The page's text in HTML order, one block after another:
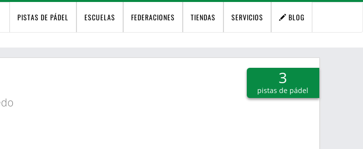
PISTAS DE PÁDEL ESCUELAS FEDERACIONES TIENDAS SERVICIOS BLOG
3
pistas de pádel